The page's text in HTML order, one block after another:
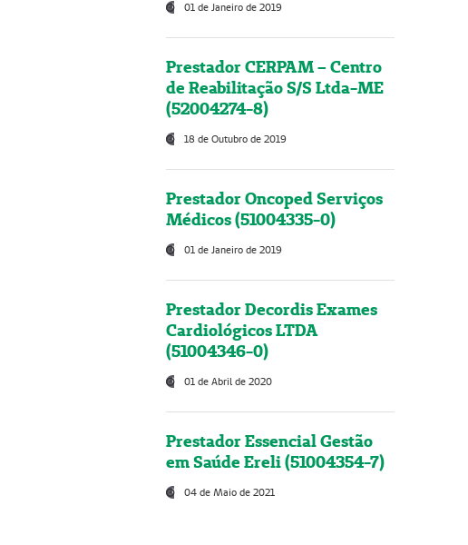
01 de Janeiro de 2019
Prestador CERPAM – Centro
de Reabilitação S/S Ltda-ME
(52004274-8)
18 de Outubro de 2019
Prestador Oncoped Serviços
Médicos (51004335-0)
01 de Janeiro de 2019
Prestador Decordis Exames
Cardiológicos LTDA
(51004346-0)
01 de Abril de 2020
Prestador Essencial Gestão
em Saúde Ereli (51004354-7)
04 de Maio de 2021